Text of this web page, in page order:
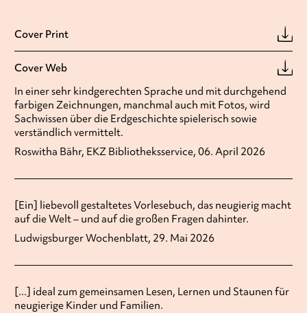
Cover Print
Cover Web
In einer sehr kindgerechten Sprache und mit durchgehend
farbigen Zeichnungen, manchmal auch mit Fotos, wird
Sachwissen über die Erdgeschichte spielerisch sowie
verständlich vermittelt.
Roswitha Bähr, EKZ Bibliotheksservice, 06. April 2026
[Ein] liebevoll gestaltetes Vorlesebuch, das neugierig macht
auf die Welt – und auf die großen Fragen dahinter.
Ludwigsburger Wochenblatt, 29. Mai 2026
[...] ideal zum gemeinsamen Lesen, Lernen und Staunen für
neugierige Kinder und Familien.